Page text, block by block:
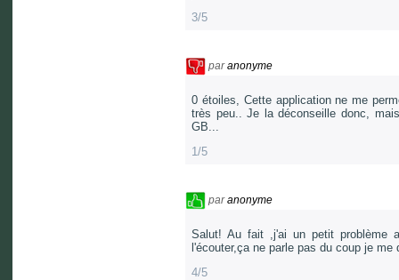
3/5
paranonyme
0 étoiles, Cette application ne me
très peu.. Je la déconseille donc,
GB...
1/5
paranonyme
Salut! Au fait ,j'ai un petit problème
l'écouter,ça ne parle pas du coup je
4/5